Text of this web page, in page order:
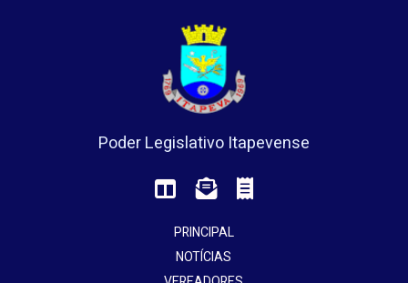
Poder Legislativo Itapevense
PRINCIPAL
NOTÍCIAS